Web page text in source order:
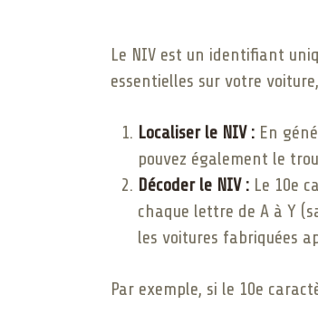
Le NIV est un identifiant
essentielles sur votre
Localiser le NIV : En
pouvez également le
Décoder le NIV : Le 10e
chaque lettre de A à Y
les voitures fabriquées
Par exemple, si le 10e